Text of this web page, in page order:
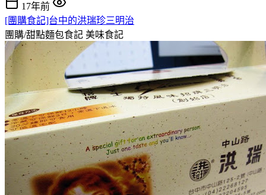
17年前
[團購食記]台中的洪瑞珍三明治
團購/甜點麵包食記 美味食記